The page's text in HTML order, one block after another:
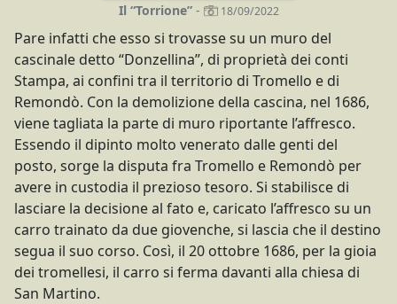
Il “Torrione”- 18/09/2022
Pare infatti che esso si trovasse su un muro del
cascinale detto “Donzellina”, di proprietà dei conti
Stampa, ai confini tra il territorio di Tromello e di
Remondò. Con la demolizione della cascina, nel 1686,
viene tagliata la parte di muro riportante l’affresco.
Essendo il dipinto molto venerato dalle genti del
posto, sorge la disputa fra Tromello e Remondò per
avere in custodia il prezioso tesoro. Si stabilisce di
lasciare la decisione al fato e, caricato l’affresco su un
carro trainato da due giovenche, si lascia che il destino
segua il suo corso. Così, il 20 ottobre 1686, per la gioia
dei tromellesi, il carro si ferma davanti alla chiesa di
San Martino.